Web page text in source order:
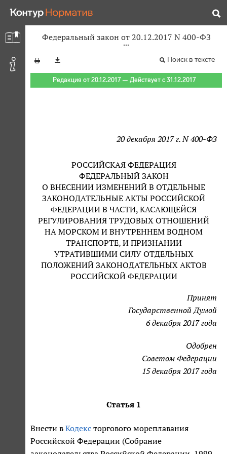
Федеральный закон от 20.12.2017 N 400-ФЗ
Поиск в тексте
Редакция от 20.12.2017 — Действует с 31.12.2017
20 декабря 2017 г. N 400-ФЗ
РОССИЙСКАЯ ФЕДЕРАЦИЯ
ФЕДЕРАЛЬНЫЙ ЗАКОН
О ВНЕСЕНИИ ИЗМЕНЕНИЙ В ОТДЕЛЬНЫЕ
ЗАКОНОДАТЕЛЬНЫЕ АКТЫ РОССИЙСКОЙ
ФЕДЕРАЦИИ В ЧАСТИ, КАСАЮЩЕЙСЯ
РЕГУЛИРОВАНИЯ ТРУДОВЫХ ОТНОШЕНИЙ
НА МОРСКОМ И ВНУТРЕННЕМ ВОДНОМ
ТРАНСПОРТЕ, И ПРИЗНАНИИ
УТРАТИВШИМИ СИЛУ ОТДЕЛЬНЫХ
ПОЛОЖЕНИЙ ЗАКОНОДАТЕЛЬНЫХ АКТОВ
РОССИЙСКОЙ ФЕДЕРАЦИИ
Принят
Государственной Думой
6 декабря 2017 года
Одобрен
Советом Федерации
15 декабря 2017 года
Статья 1
Внести в Кодекс торгового мореплавания
Российской Федерации (Собрание